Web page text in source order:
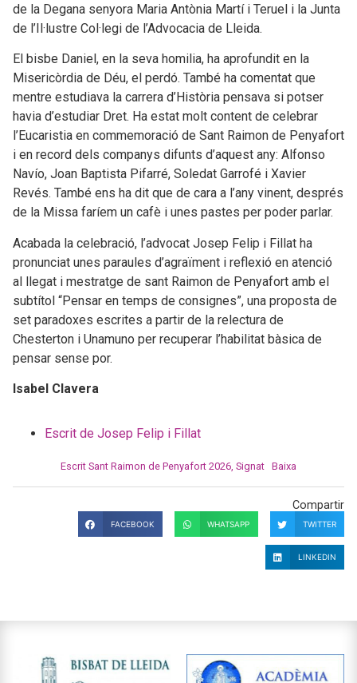
de la Degana senyora Maria Antònia Martí i Teruel i la Junta
de l’Il·lustre Col·legi de l’Advocacia de Lleida.
El bisbe Daniel, en la seva homilia, ha aprofundit en la
Misericòrdia de Déu, el perdó. També ha comentat que
mentre estudiava la carrera d’Història pensava si potser
havia d’estudiar Dret. Ha estat molt content de celebrar
l’Eucaristia en commemoració de Sant Raimon de Penyafort
i en record dels companys difunts d’aquest any: Alfonso
Navío, Joan Baptista Pifarré, Soledat Garrofé i Xavier
Revés. També ens ha dit que de cara a l’any vinent, després
de la Missa faríem un cafè i unes pastes per poder parlar.
Acabada la celebració, l’advocat Josep Felip i Fillat ha
pronunciat unes paraules d’agraïment i reflexió en atenció
al llegat i mestratge de sant Raimon de Penyafort amb el
subtítol “Pensar en temps de consignes”, una proposta de
set paradoxes escrites a partir de la relectura de
Chesterton i Unamuno per recuperar l’habilitat bàsica de
pensar sense por.
Isabel Clavera
Escrit de Josep Felip i Fillat
Escrit Sant Raimon de Penyafort 2026, Signat Baixa
Compartir
FACEBOOK WHATSAPP TWITTER
LINKEDIN